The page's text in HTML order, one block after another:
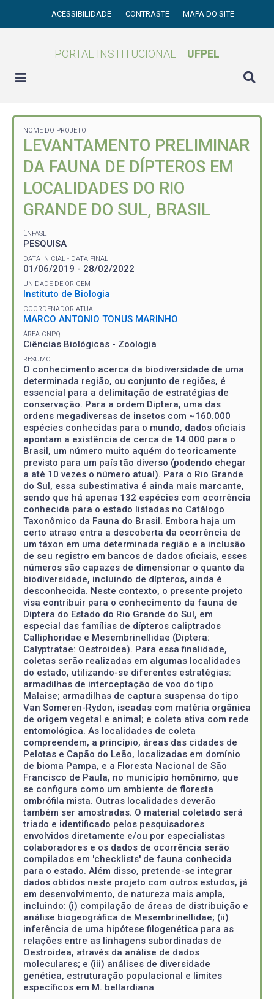
ACESSIBILIDADE CONTRASTE MAPA DO SITE
PORTAL INSTITUCIONAL UFPEL
NOME DO PROJETO
LEVANTAMENTO PRELIMINAR
DA FAUNA DE DÍPTEROS EM
LOCALIDADES DO RIO
GRANDE DO SUL, BRASIL
ÊNFASE
PESQUISA
DATA INICIAL - DATA FINAL
01/06/2019 - 28/02/2022
UNIDADE DE ORIGEM
Instituto de Biologia
COORDENADOR ATUAL
MARCO ANTONIO TONUS MARINHO
ÁREA CNPQ
Ciências Biológicas - Zoologia
RESUMO
O conhecimento acerca da biodiversidade de uma
determinada região, ou conjunto de regiões, é
essencial para a delimitação de estratégias de
conservação. Para a ordem Diptera, uma das
ordens megadiversas de insetos com ~160.000
espécies conhecidas para o mundo, dados oficiais
apontam a existência de cerca de 14.000 para o
Brasil, um número muito aquém do teoricamente
previsto para um país tão diverso (podendo chegar
a até 10 vezes o número atual). Para o Rio Grande
do Sul, essa subestimativa é ainda mais marcante,
sendo que há apenas 132 espécies com ocorrência
conhecida para o estado listadas no Catálogo
Taxonômico da Fauna do Brasil. Embora haja um
certo atraso entra a descoberta da ocorrência de
um táxon em uma determinada região e a inclusão
de seu registro em bancos de dados oficiais, esses
números são capazes de dimensionar o quanto da
biodiversidade, incluindo de dípteros, ainda é
desconhecida. Neste contexto, o presente projeto
visa contribuir para o conhecimento da fauna de
Diptera do Estado do Rio Grande do Sul, em
especial das famílias de dípteros caliptrados
Calliphoridae e Mesembrinellidae (Diptera:
Calyptratae: Oestroidea). Para essa finalidade,
coletas serão realizadas em algumas localidades
do estado, utilizando-se diferentes estratégias:
armadilhas de interceptação de voo do tipo
Malaise; armadilhas de captura suspensa do tipo
Van Someren-Rydon, iscadas com matéria orgânica
de origem vegetal e animal; e coleta ativa com rede
entomológica. As localidades de coleta
compreendem, a princípio, áreas das cidades de
Pelotas e Capão do Leão, localizadas em domínio
de bioma Pampa, e a Floresta Nacional de São
Francisco de Paula, no município homônimo, que
se configura como um ambiente de floresta
ombrófila mista. Outras localidades deverão
também ser amostradas. O material coletado será
triado e identificado pelos pesquisadores
envolvidos diretamente e/ou por especialistas
colaboradores e os dados de ocorrência serão
compilados em 'checklists' de fauna conhecida
para o estado. Além disso, pretende-se integrar
dados obtidos neste projeto com outros estudos, já
em desenvolvimento, de natureza mais ampla,
incluindo: (i) compilação de áreas de distribuição e
análise biogeográfica de Mesembrinellidae; (ii)
inferência de uma hipótese filogenética para as
relações entre as linhagens subordinadas de
Oestroidea, através da análise de dados
moleculares; e (iii) análises de diversidade
genética, estruturação populacional e limites
específicos em M. bellardiana